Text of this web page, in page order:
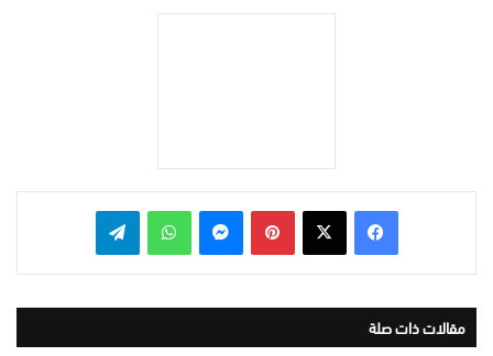
بينتيريست واتساب
مقالات ذات صلة